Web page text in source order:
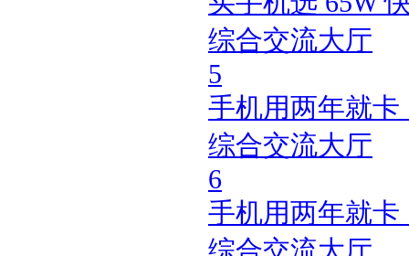
综合交流大厅
5
手机用两年就
综合交流大厅
6
手机用两年就